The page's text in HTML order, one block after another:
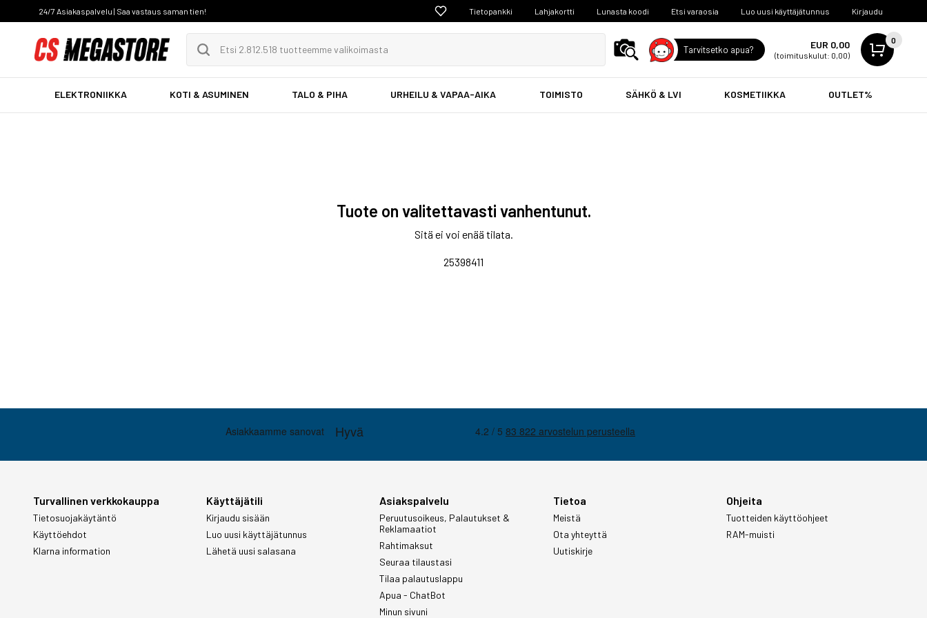
24/7 Asiakaspalvelu | Saa vastaus saman tien! Tietopankki Lahjakortti Lunasta koodi Etsi varaosia Luo uusi käyttäjätunnus Kirjaudu
Tarvitsetko apua? EUR 0,00
(toimituskulut: 0,00)
0
ELEKTRONIIKKA KOTI & ASUMINEN TALO & PIHA URHEILU & VAPAA-AIKA TOIMISTO SÄHKÖ & LVI KOSMETIIKKA OUTLET%
Tuote on valitettavasti vanhentunut.
Sitä ei voi enää tilata.
25398411
Turvallinen verkkokauppa
Tietosuojakäytäntö
Käyttöehdot
Klarna information
Käyttäjätili
Kirjaudu sisään
Luo uusi käyttäjätunnus
Lähetä uusi salasana
Asiakspalvelu
Peruutusoikeus, Palautukset &
Reklamaatiot
Rahtimaksut
Seuraa tilaustasi
Tilaa palautuslappu
Apua - ChatBot
Minun sivuni
Tietoa
Meistä
Ota yhteyttä
Uutiskirje
Ohjeita
Tuotteiden käyttöohjeet
RAM-muisti